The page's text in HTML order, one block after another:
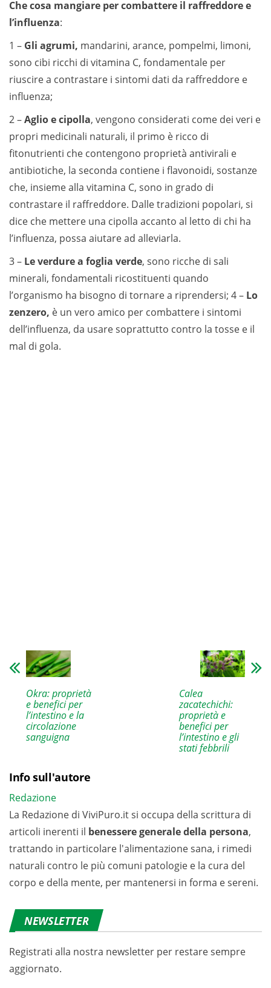
Che cosa mangiare per combattere il raffreddore e
l’influenza:
1 – Gli agrumi, mandarini, arance, pompelmi, limoni,
sono cibi ricchi di vitamina C, fondamentale per
riuscire a contrastare i sintomi dati da raffreddore e
influenza;
2 –Aglio e cipolla, vengono considerati come dei veri e
propri medicinali naturali, il primo è ricco di
fitonutrienti che contengono proprietà antivirali e
antibiotiche, la seconda contiene i flavonoidi, sostanze
che, insieme alla vitamina C, sono in grado di
contrastare il raffreddore. Dalle tradizioni popolari, si
dice che mettere una cipolla accanto al letto di chi ha
l’influenza, possa aiutare ad alleviarla.
3 – Le verdure a foglia verde, sono ricche di sali
minerali, fondamentali ricostituenti quando
l’organismo ha bisogno di tornare a riprendersi; 4 – Lo
zenzero, è un vero amico per combattere i sintomi
dell’influenza, da usare soprattutto contro la tosse e il
mal di gola.
Okra: proprietà
e benefici per
l’intestino e la
circolazione
sanguigna
Calea
zacatechichi:
proprietà e
benefici per
l’intestino e gli
stati febbrili
Info sull'autore
Redazione
La Redazione di ViviPuro.it si occupa della scrittura di
articoli inerenti il benessere generale della persona,
trattando in particolare l'alimentazione sana, i rimedi
naturali contro le più comuni patologie e la cura del
corpo e della mente, per mantenersi in forma e sereni.
NEWSLETTER
Registrati alla nostra newsletter per restare sempre
aggiornato.